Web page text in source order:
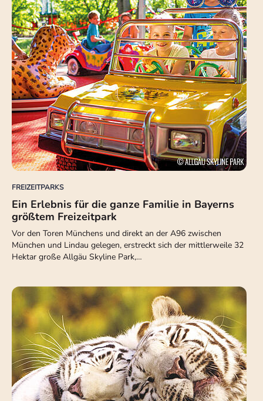
FREIZEITPARKS
Ein Erlebnis für die ganze Familie in Bayerns
größtem Freizeitpark
Vor den Toren Münchens und direkt an der A96 zwischen
München und Lindau gelegen, erstreckt sich der mittlerweile 32
Hektar große Allgäu Skyline Park,…